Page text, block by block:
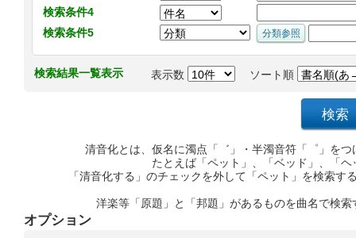
検索条件4
検索条件5
検索結果一覧表示 表示数 ソート順
清音化とは、仮名に濁点「゛」・半濁音符「゜」を
たとえば「ペット」、「ベッド」、「
「清音化する」のチェックを外して「ペット」を検索
洋楽等「原題」と「邦題」があるものを曲名で検
オプション